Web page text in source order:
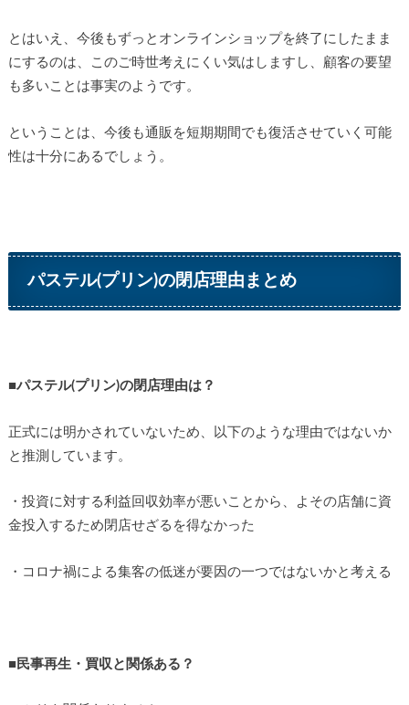
とはいえ、今後もずっとオンラインショップを終了にしたまま
にするのは、このご時世考えにくい気はしますし、顧客の要望
も多いことは事実のようです。
ということは、今後も通販を短期期間でも復活させていく可能
性は十分にあるでしょう。
パステル(プリン)の閉店理由まとめ
■パステル(プリン)の閉店理由は？
正式には明かされていないため、以下のような理由ではないか
と推測しています。
・投資に対する利益回収効率が悪いことから、よその店舗に資
金投入するため閉店せざるを得なかった
・コロナ禍による集客の低迷が要因の一つではないかと考える
■民事再生・買収と関係ある？